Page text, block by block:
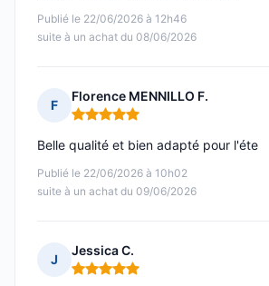
Publié le 22/06/2026 à 12h46
suite à un achat du 08/06/2026
F
Florence MENNILLO F.
Note : 5 sur 5
Publié le 22/06/2026 à 10h02
suite à un achat du 09/06/2026
Belle qualité et bien adapté pour l'éte
J
Jessica C.
Note : 5 sur 5